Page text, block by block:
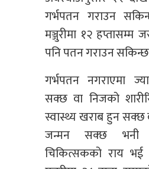
गर्भपतन गराउन
मञ्जुरीमा १२ हप्तासम्म
पनि पतन गराउन
गर्भपतन नगराएमा
सक्छ वा निजको
स्वास्थ्य खराब हुन सक्छ
जन्मन सक्छ भनी
चिकित्सकको राय भई